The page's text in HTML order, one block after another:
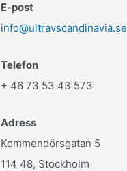
E-post
info@ultravscandinavia.se
Telefon
+ 46 73 53 43 573
Adress
Kommendörsgatan 5
114 48, Stockholm